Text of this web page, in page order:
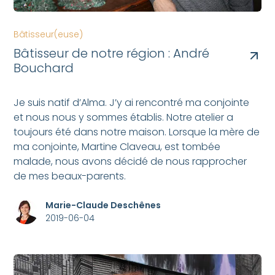
Bâtisseur(euse)
Bâtisseur de notre région : André
Bouchard
Je suis natif d’Alma. J’y ai rencontré ma conjointe
et nous nous y sommes établis. Notre atelier a
toujours été dans notre maison. Lorsque la mère de
ma conjointe, Martine Claveau, est tombée
malade, nous avons décidé de nous rapprocher
de mes beaux-parents.
Marie-Claude Deschênes
2019-06-04